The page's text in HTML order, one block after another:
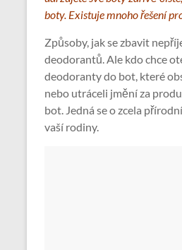
boty. Existuje mnoho řešení
Způsoby, jak se zbavit
deodorantů. Ale kdo chce
deodoranty do bot, které
nebo utráceli jmění za
bot. Jedná se o zcela
vaší rodiny.